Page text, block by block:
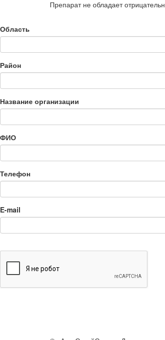
Препарат не обладает
Область
Район
Название организации
ФИО
Телефон
E-mail